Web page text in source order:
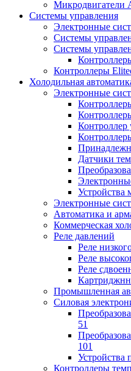
Микродвигатели
Системы управления
Электронные
Системы
Системы
Контроллеры
Холодильная
Электронные
Контроллер
Датчики
Устройства
Электронные
Автоматика и
Коммерческая
Реле давлений
Реле
Реле
Реле
Промышленная
Силовая
51
101
Устройства
Контроллеры